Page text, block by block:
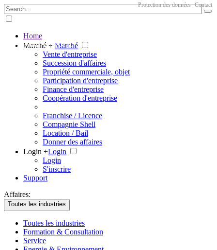
The big marketplace for business
Protection des données Contact
Home
Marché + Marché
Vente d'entreprise
Succession d'affaires
Propriété commerciale, objet
Participation d'entreprise
Finance d'entreprise
Coopération d'entreprise
Franchise / Licence
Compagnie Shell
Location / Bail
Donner des affaires
Login +Login
Login
S'inscrire
Support
Affaires:
Toutes les industries
Toutes les industries
Formation & Consultation
Service